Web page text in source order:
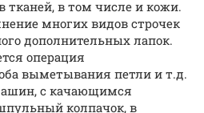
в том числе и кожи.
многих видов строчек
дополнительных лапок.
операция
выметывания петли и т.д.
с качающимся
колпачок, в